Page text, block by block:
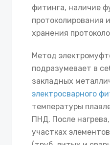
фитинга, наличие
протоколирования
хранения
Метод
подразумевает в
закладных
электросварного
температуры
ПНД. После
участках